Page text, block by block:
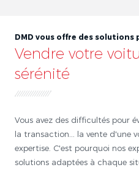
DMD vous offre des solutions
Vendre votre
sérénité
Vous avez des difficultés pour
la transaction... la vente d'une
expertise. C'est pourquoi nos
solutions adaptées à chaque